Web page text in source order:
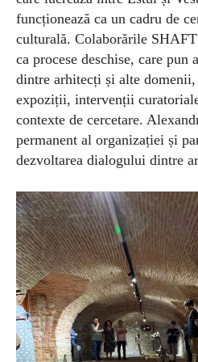
funcționează ca un cadru de
culturală. Colaborările SHAFT
ca procese deschise, care pun
dintre arhitecți și alte domenii,
expoziții, intervenții
contexte de cercetare.
permanent al organizației și
dezvoltarea dialogului dintre